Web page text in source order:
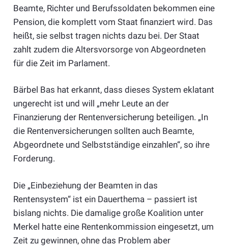
Beamte, Richter und Berufssoldaten bekommen eine
Pension, die komplett vom Staat finanziert wird. Das
heißt, sie selbst tragen nichts dazu bei. Der Staat
zahlt zudem die Altersvorsorge von Abgeordneten
für die Zeit im Parlament.
Bärbel Bas hat erkannt, dass dieses System eklatant
ungerecht ist und will „mehr Leute an der
Finanzierung der Rentenversicherung beteiligen. „In
die Rentenversicherungen sollten auch Beamte,
Abgeordnete und Selbstständige einzahlen“, so ihre
Forderung.
Die „Einbeziehung der Beamten in das
Rentensystem“ ist ein Dauerthema – passiert ist
bislang nichts. Die damalige große Koalition unter
Merkel hatte eine Rentenkommission eingesetzt, um
Zeit zu gewinnen, ohne das Problem aber